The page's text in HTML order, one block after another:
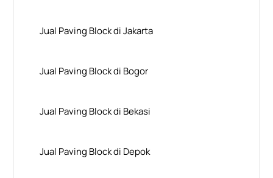
Jual Paving Block di Jakarta
Jual Paving Block di Bogor
Jual Paving Block di Bekasi
Jual Paving Block di Depok